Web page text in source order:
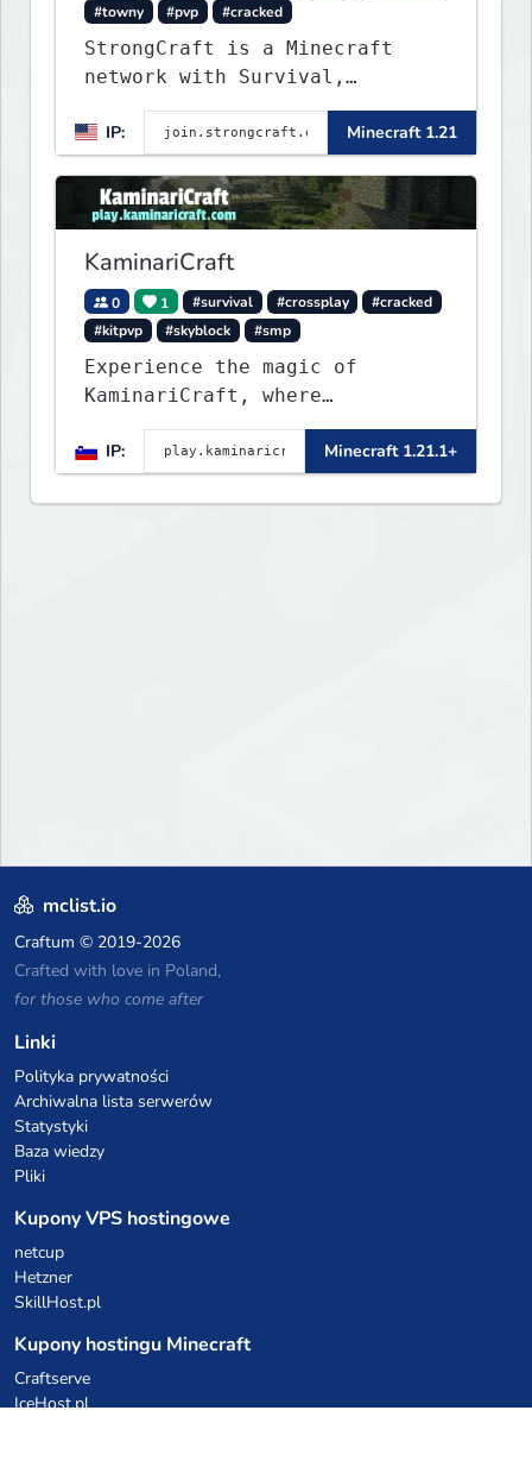
#towny
#pvp #cracked
StrongCraft is a Minecraft
network with Survival,
Towny, PvP, LifeSteal, Events,
and more. Pick a server and
start playing.
IP: Minecraft 1.21
KaminariCraft
0 1 #survival #crossplay
#cracked
#kitpvp
#skyblock #smp
Experience the magic of
KaminariCraft, where
innovation meets adventure in
the world of Minecraft. Our
server offers a seamless and
immersive experience for both
IP: Minecraft 1.21.1+
mclist.io
Craftum © 2019-2026
Crafted with love in Poland,
for those who come after
Linki
Polityka prywatności
Archiwalna lista serwerów
Statystyki
Baza wiedzy
Pliki
Kupony VPS hostingowe
netcup
Hetzner
SkillHost.pl
Kupony hostingu Minecraft
Craftserve
IceHost.pl